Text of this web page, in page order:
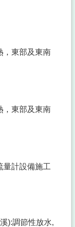
，東部及東南
，東部及東南
量計設備施工
):調節性放水,